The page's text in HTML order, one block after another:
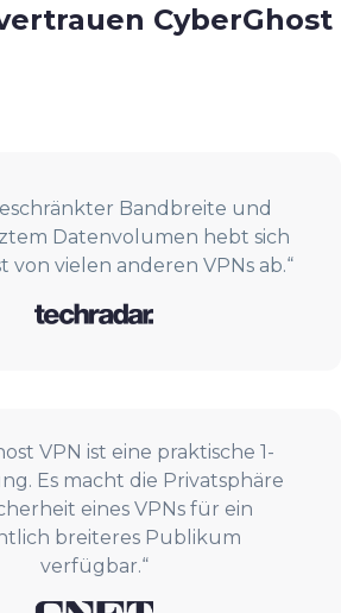
CyberGhost
Bandbreite und
Datenvolumen hebt sich
von vielen anderen VPNs ab.“
VPN ist eine praktische 1-
Es macht die Privatsphäre
eines VPNs für ein
breiteres Publikum
verfügbar.“